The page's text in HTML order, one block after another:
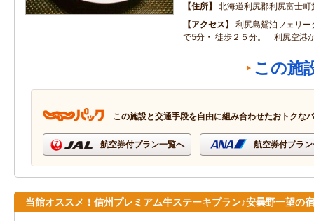
住所
北海道利尻郡利尻富士町
アクセス
利尻島鴛泊フェリ
で5分・ 徒歩２５分。 利尻空港
この施
この施設と交通手段を自由に組み合わせたおトクな
航空券付プラン一覧へ 航空券付プラ
当館オススメ！信州プレミアム牛ステーキプラン♪安曇野一望の宿